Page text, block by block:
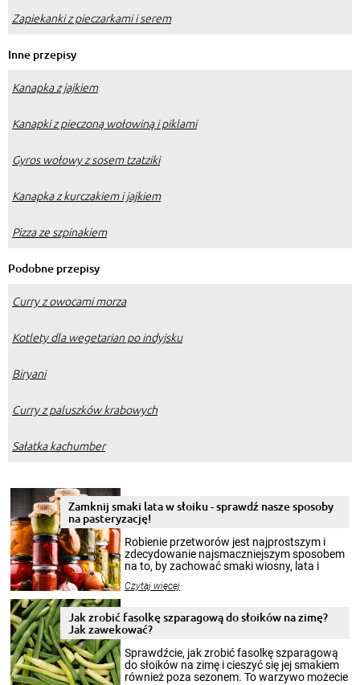
Zapiekanki z pieczarkami i serem
Inne przepisy
Kanapka z jajkiem
Kanapki z pieczoną wołowiną i piklami
Gyros wołowy z sosem tzatziki
Kanapka z kurczakiem i jajkiem
Pizza ze szpinakiem
Podobne przepisy
Curry z owocami morza
Kotlety dla wegetarian po indyjsku
Biryani
Curry z paluszków krabowych
Sałatka kachumber
Zamknij smaki lata w słoiku - sprawdź nasze sposoby
na pasteryzację!
Robienie przetworów jest najprostszym i
zdecydowanie najsmaczniejszym sposobem
na to, by zachować smaki wiosny, lata i
krajobrazów, by cieszyć nimi oko w sezonie
pełni poczuć atmosferę cieplejszych
miesięcy. Przygotowanie słoików ze
patenty, które pozwolą zachować świeżość
przetworów.
Czytaj więcej
Jak zrobić fasolkę szparagową do słoików na zimę?
Jak zawekować?
Sprawdźcie, jak zrobić fasolkę szparagową
do słoików na zimę i cieszyć się jej smakiem
również poza sezonem. To warzywo możecie